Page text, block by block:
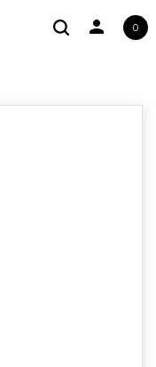
person 0